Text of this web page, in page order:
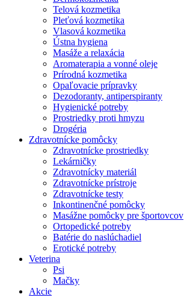
Telová kozmetika
Pleťová kozmetika
Vlasová kozmetika
Ústna hygiena
Masáže a relaxácia
Aromaterapia a vonné oleje
Prírodná kozmetika
Opaľovacie prípravky
Dezodoranty, antiperspiranty
Hygienické potreby
Prostriedky proti hmyzu
Drogéria
Zdravotnícke pomôcky
Zdravotnícke prostriedky
Lekárničky
Zdravotnícky materiál
Zdravotnícke prístroje
Zdravotnícke testy
Inkontinenčné pomôcky
Masážne pomôcky pre športovcov
Ortopedické potreby
Batérie do naslúchadiel
Erotické potreby
Veterina
Psi
Mačky
Akcie